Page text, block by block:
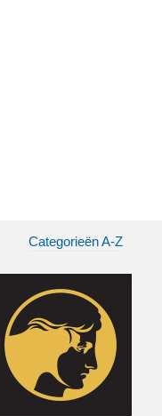
Categorieën A-Z